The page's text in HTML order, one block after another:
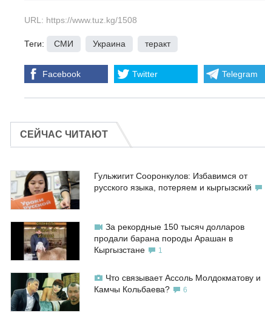
URL: https://www.tuz.kg/1508
Теги: СМИ Украина теракт
Facebook Twitter Telegram
СЕЙЧАС ЧИТАЮТ
Гульжигит Сооронкулов: Избавимся от
русского языка, потеряем и кыргызский
За рекордные 150 тысяч долларов
продали барана породы Арашан в
Кыргызстане
1
Что связывает Ассоль Молдокматову и
Камчы Кольбаева?
6